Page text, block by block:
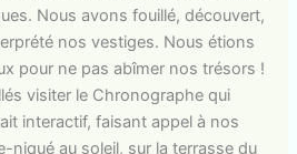
Nous avons fouillé, découvert,
nos vestiges. Nous étions
pour ne pas abîmer nos trésors !
visiter le Chronographe qui
interactif, faisant appel à nos
niqué au soleil, sur la terrasse du